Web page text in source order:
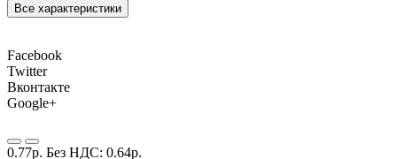
Все характеристики
Facebook
Twitter
Вконтакте
Google+
0.77р. Без НДС: 0.64р.